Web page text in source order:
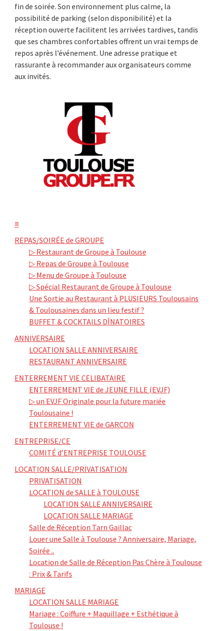
fin de soirée. Son environnement plus calme, la
possibilité de parking (selon disponibilité) et la
réception ouverte facilitent les arrivées tardives, tandis
que ses chambres confortables offrent un vrai temps de
repos après l’événement. Une adresse pratique et
rassurante à recommander aux organisateurs comme
aux invités.
≡
REPAS/SOIRÉE de GROUPE
▷ Restaurant de Groupe à Toulouse
▷ Repas de Groupe à Toulouse
▷ Menu de Groupe à Toulouse
▷ Spécial Restaurant de Groupe à Toulouse
Une Sortie au Restaurant à PLUSIEURS Toulousains
& Toulousaines dans un lieu festif ?
BUFFET & COCKTAILS DÎNATOIRES
ANNIVERSAIRE
LOCATION SALLE ANNIVERSAIRE
RESTAURANT ANNIVERSAIRE
ENTERREMENT VIE CELIBATAIRE
ENTERREMENT VIE de JEUNE FILLE (EVJF)
▷ un EVJF Originale pour la future mariée
Toulousaine !
ENTERREMENT VIE de GARÇON
ENTREPRISE/CE
COMITÉ d’ENTREPRISE TOULOUSE
LOCATION SALLE/PRIVATISATION
PRIVATISATION
LOCATION de SALLE à TOULOUSE
LOCATION SALLE ANNIVERSAIRE
LOCATION SALLE MARIAGE
Salle de Réception Tarn Gaillac
Louer une Salle à Toulouse ? Anniversaire, Mariage,
Soirée ..
Location de Salle de Réception Pas Chère à Toulouse
: Prix & Tarifs
MARIAGE
LOCATION SALLE MARIAGE
Mariage : Coiffure + Maquillage + Esthétique à
Toulouse !